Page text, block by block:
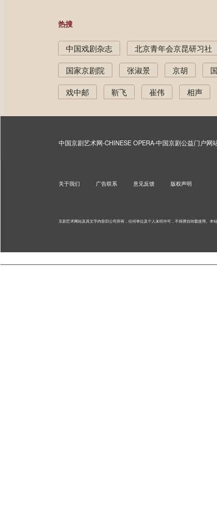
热搜
中国戏剧杂志
北京青年会京昆研习社
国家京剧院
张淑景 京胡
戏中邮
靳飞 崔伟 相声
中国京剧艺术网-CHINESE OPERA-中国京剧公益门户网
关于我们 广告联系 意见反馈 版权声明
京剧艺术网站及其文字内容归公司所有，任何单位及个人未经许可，不得擅自转载使用。 本